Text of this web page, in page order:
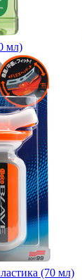
мл)
(70 мл)